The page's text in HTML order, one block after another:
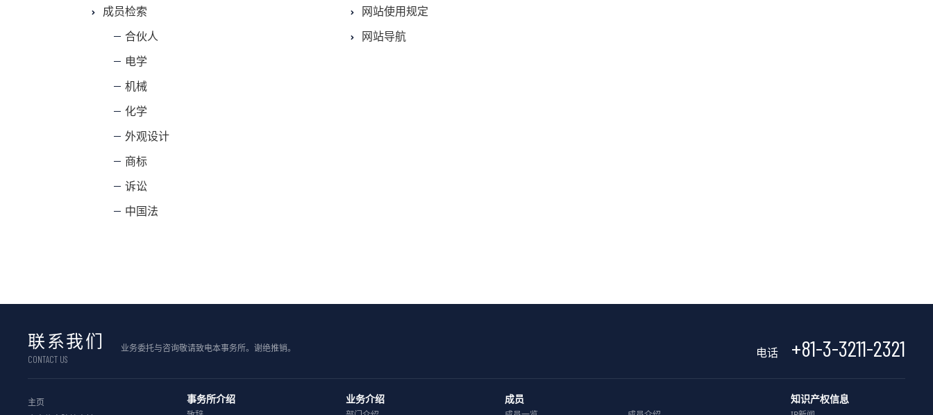
成员检索
合伙人
电学
机械
化学
外观设计
商标
诉讼
中国法
网站使用规定
网站导航
联系我们
CONTACT US
业务委托与咨询敬请致电本事务所。谢绝推销。 电话 +81-3-3211-2321
主页
事务所介绍 业务介绍 成员 知识产权信息